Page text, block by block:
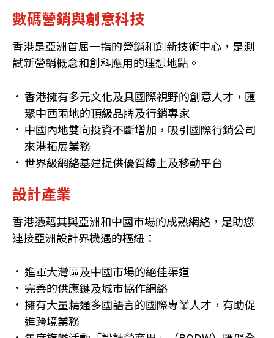
數碼營銷與創意科技
香港是亞洲首屈一指的營銷和創新技術中心，是測
試新營銷概念和創科應用的理想地點。
香港擁有多元文化及具國際視野的創意人才，匯
聚中西兩地的頂級品牌及行銷專家
中國內地雙向投資不斷增加，吸引國際行銷公司
來港拓展業務
世界級網絡基建提供優質線上及移動平台
設計產業
香港憑藉其與亞洲和中國市場的成熟網絡，是助您
連接亞洲設計界機遇的樞紐：
進軍大灣區及中國市場的絕佳渠道
完善的供應鏈及城市協作網絡
擁有大量精通多國語言的國際專業人才，有助促
進跨境業務